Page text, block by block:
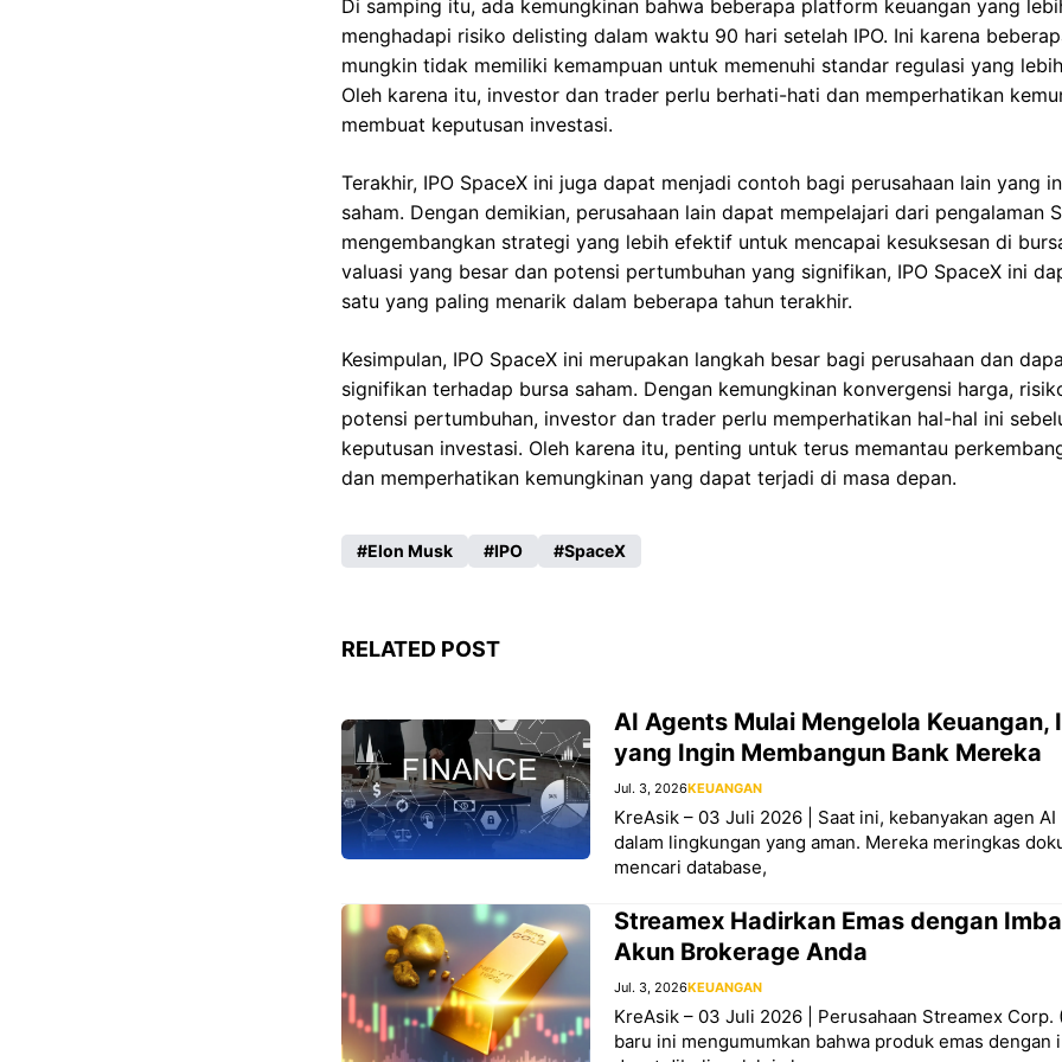
Di samping itu, ada kemungkinan bahwa beberapa platform keuangan yang
menghadapi risiko delisting dalam waktu 90 hari setelah IPO. Ini karena
mungkin tidak memiliki kemampuan untuk memenuhi standar regulasi yang
Oleh karena itu, investor dan trader perlu berhati-hati dan memperhatikan
membuat keputusan investasi.
Terakhir, IPO SpaceX ini juga dapat menjadi contoh bagi perusahaan lain yang
saham. Dengan demikian, perusahaan lain dapat mempelajari dari pengalaman
mengembangkan strategi yang lebih efektif untuk mencapai kesuksesan di
valuasi yang besar dan potensi pertumbuhan yang signifikan, IPO SpaceX ini
satu yang paling menarik dalam beberapa tahun terakhir.
Kesimpulan, IPO SpaceX ini merupakan langkah besar bagi perusahaan dan
signifikan terhadap bursa saham. Dengan kemungkinan konvergensi harga,
potensi pertumbuhan, investor dan trader perlu memperhatikan hal-hal ini
keputusan investasi. Oleh karena itu, penting untuk terus memantau
dan memperhatikan kemungkinan yang dapat terjadi di masa depan.
Elon Musk IPO SpaceX
RELATED POST
AI Agents Mulai Mengelola Keuangan,
yang Ingin Membangun Bank Mereka
Jul. 3, 2026KEUANGAN
KreAsik – 03 Juli 2026 | Saat ini, kebanyakan agen
dalam lingkungan yang aman. Mereka meringkas
mencari database,
Streamex Hadirkan Emas dengan
Akun Brokerage Anda
Jul. 3, 2026KEUANGAN
KreAsik – 03 Juli 2026 | Perusahaan Streamex Corp.
baru ini mengumumkan bahwa produk emas dengan